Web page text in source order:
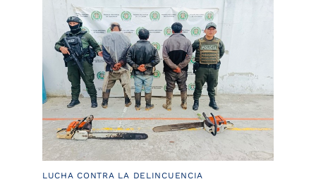
LUCHA CONTRA LA DELINCUENCIA